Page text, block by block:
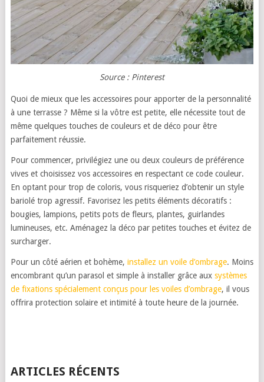
Source : Pinterest
Quoi de mieux que les accessoires pour apporter de la personnalité
à une terrasse ? Même si la vôtre est petite, elle nécessite tout de
même quelques touches de couleurs et de déco pour être
parfaitement réussie.
Pour commencer, privilégiez une ou deux couleurs de préférence
vives et choisissez vos accessoires en respectant ce code couleur.
En optant pour trop de coloris, vous risqueriez d’obtenir un style
bariolé trop agressif. Favorisez les petits éléments décoratifs :
bougies, lampions, petits pots de fleurs, plantes, guirlandes
lumineuses, etc. Aménagez la déco par petites touches et évitez de
surcharger.
Pour un côté aérien et bohème, installez un voile d’ombrage. Moins
encombrant qu’un parasol et simple à installer grâce aux systèmes
de fixations spécialement conçus pour les voiles d’ombrage, il vous
offrira protection solaire et intimité à toute heure de la journée.
ARTICLES RÉCENTS